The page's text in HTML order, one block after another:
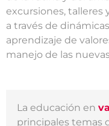
excursiones, talleres
a través de
aprendizaje de
manejo de las
La educación en
principales temas